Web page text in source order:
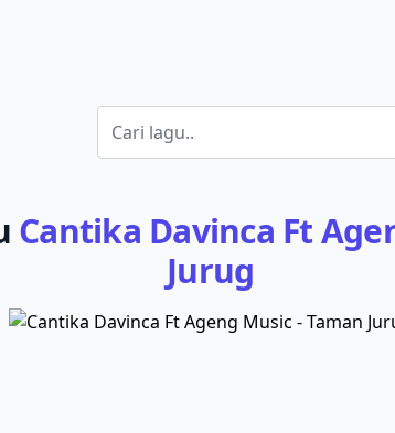
Cantika Davinca Ft
Jurug